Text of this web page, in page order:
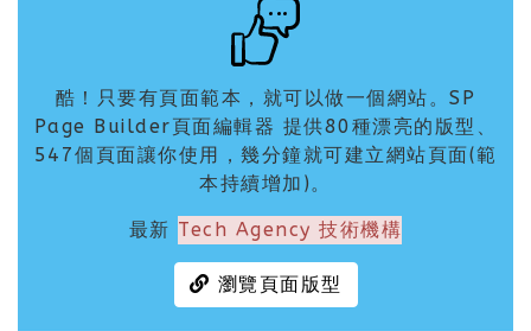
酷！只要有頁面範本，就可以做一個網站。SP
Page Builder頁面編輯器 提供80種漂亮的版型、
547個頁面讓你使用，幾分鐘就可建立網站頁面(範
本持續增加)。
最新 Tech Agency 技術機構
瀏覽頁面版型